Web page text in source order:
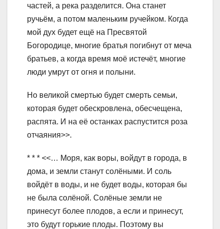
частей, а река разделится. Она станет
ручьём, а потом маленьким ручейком. Когда
мой дух будет ещё на Пресвятой
Богородице, многие братья погибнут от меча
братьев, а когда время моё истечёт, многие
люди умрут от огня и полыни.
Но великой смертью будет смерть семьи,
которая будет обескровлена, обесчещена,
распята. И на её останках распустится роза
отчаяния>>.
* * * <<… Моря, как воры, войдут в города, в
дома, и земли станут солёными. И соль
войдёт в воды, и не будет воды, которая бы
не была солёной. Солёные земли не
принесут более плодов, а если и принесут,
это будут горькие плоды. Поэтому вы